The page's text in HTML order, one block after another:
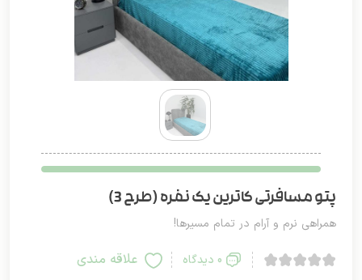
پتو مسافرتی کاترین یک نفره (طرح 3)
همراهی نرم و آرام در تمام مسیرها!
0 دیدگاه علاقه مندی